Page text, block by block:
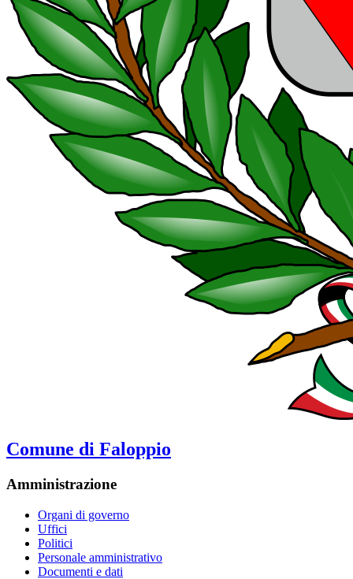
Comune di Faloppio
Amministrazione
Organi di governo
Uffici
Politici
Personale amministrativo
Documenti e dati